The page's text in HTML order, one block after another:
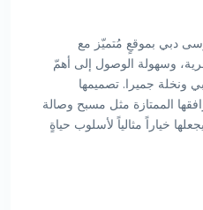
دبي بموقعٍ مُتميّز مع
وسهولة الوصول إلى أهمّ
ونخلة جميرا. تصميمها
الممتازة مثل مسبح وصالة
خياراً مثالياً لأسلوب حياةٍ